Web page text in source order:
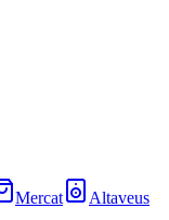
Mercat
Altaveus